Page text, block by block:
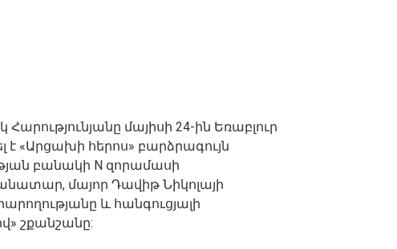
մայիսի 24-ին Եռաբլուր
«Արցախի հերոս» բարձրագույն
բանակի N զորամասի
մայոր Դավիթ Նիկոլայի
և հանգուցյալի
շքանշանը: